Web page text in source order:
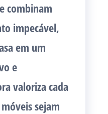
combinam
impecável,
em um
e
valoriza cada
sejam